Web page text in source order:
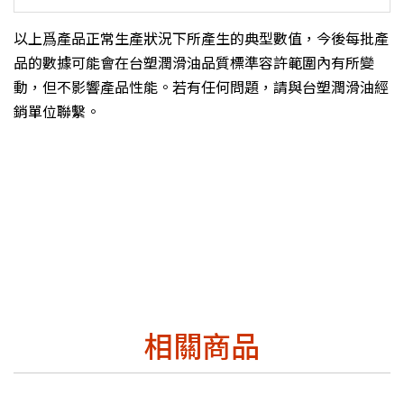
以上爲產品正常生產狀況下所產生的典型數值，今後每批產
品的數據可能會在台塑潤滑油品質標準容許範圍內有所變
動，但不影響產品性能。若有任何問題，請與台塑潤滑油經
銷單位聯繫。
相關商品